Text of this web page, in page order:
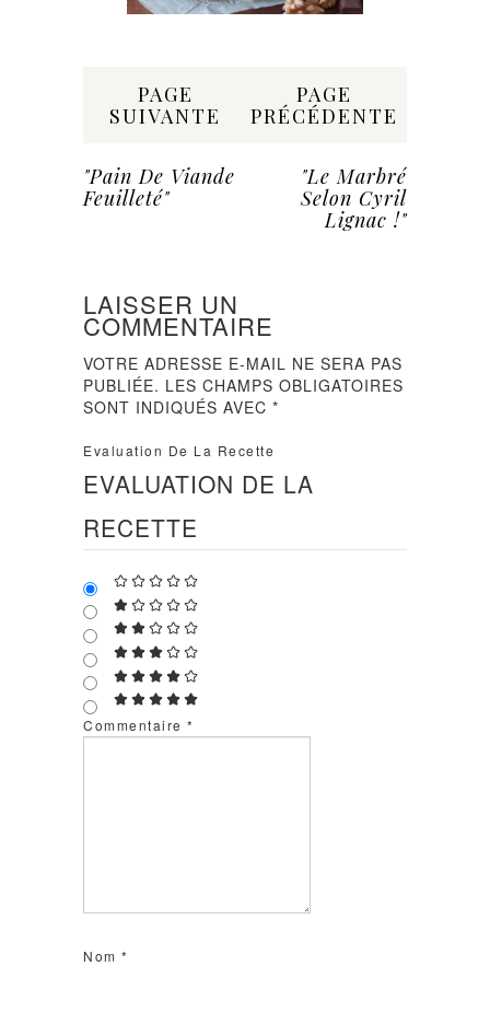
PAGE
SUIVANTE
"Pain De Viande
Feuilleté"
PAGE
PRÉCÉDENTE
"Le Marbré
Selon Cyril
Lignac !"
LAISSER UN
COMMENTAIRE
VOTRE ADRESSE E-MAIL NE SERA PAS
PUBLIÉE. LES CHAMPS OBLIGATOIRES
SONT INDIQUÉS AVEC*
Evaluation De La Recette
EVALUATION DE LA
RECETTE
Commentaire*
Nom*